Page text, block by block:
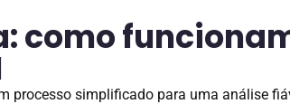
como
processo simplificado para uma análise